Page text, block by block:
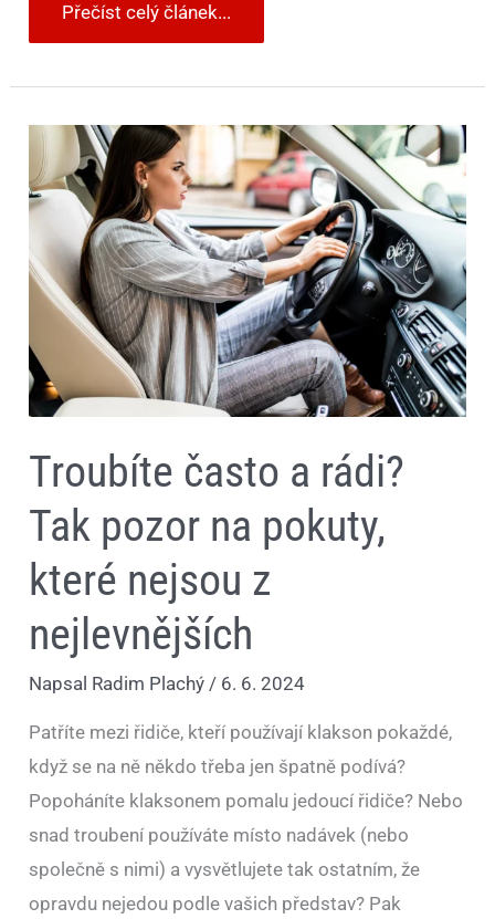
Přečíst celý článek...
Troubíte často a rádi?
Tak pozor na pokuty,
které nejsou z
nejlevnějších
Napsal Radim Plachý/ 6. 6. 2024
Patříte mezi řidiče, kteří používají klakson pokaždé,
když se na ně někdo třeba jen špatně podívá?
Popoháníte klaksonem pomalu jedoucí řidiče? Nebo
snad troubení používáte místo nadávek (nebo
společně s nimi) a vysvětlujete tak ostatním, že
opravdu nejedou podle vašich představ? Pak
Troubíte
často
a
rádi?
Tak
pozor
na
pokuty,
které
nejsou
z
nejlevnějších